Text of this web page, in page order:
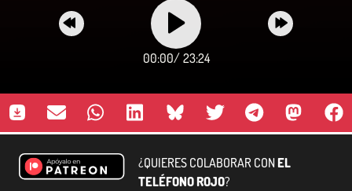
00:00/ 23:24
¿QUIERES COLABORAR CONEL
TELÉFONO ROJO?